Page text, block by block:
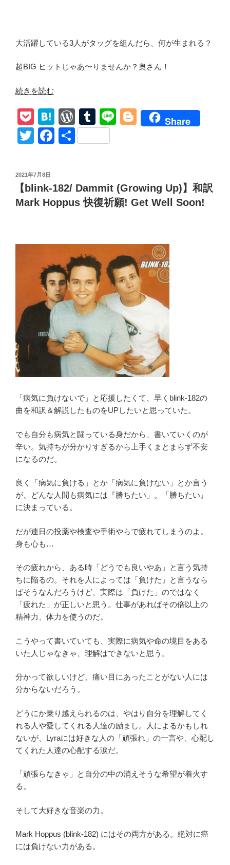
大活躍している3人がタッグを組んだら、何が生まれる？
超BIG ヒットじゃあ〜りませんか？奥さん！
“【Machine
Kelly/
papercuts
(directed
Bennett)】
和
訳
Lemonade
て
About
Cole
Bennett”
の
続きを読む
P
o
ck
H
at
e
a
W
or
d
e
ss
T
u
m
r
Li
Bl
er
Share
T
tt
er
F
e
b
共
投
日:
2021年7月8日
【blink-182/ Dammit (Growing Up)】和訳
Mark Hoppus 快復祈願! Get Well Soon!
「病気に負けないで」と応援したくて、早くblink-182の
曲を和訳＆解説したものをUPしたいと思っていた。
でも自分も病気と闘っている身だから、書いていくのが
辛い。気持ちが分かりすぎるから上手くまとまらず不安
になるのだ。
良く「病気に負ける」とか「病気に負けない」とか言う
が、どんな人間も病気には『勝ちたい」。「勝ちたい』
に決まっている。
だが連日の投薬や検査や手術やらで疲れてしまうのよ。
身も心も…
その疲れから、ある時「どうでも良いやあ」と言う気持
ちに陥るの。それを人によっては「負けた」と言うなら
ばそうなんだろうけど、実際は「負けた」のではなく
「疲れた」が正しいと思う。仕事があればその倍以上の
精神力、体力を使うのだ。
こうやって書いていても、実際に病気や命の境目をある
いた人じゃなきゃ、理解はできないと思う。
分かって欲しいけど、痛い目にあったことがない人には
分からないだろう。
どうにか乗り越えられるのは、やはり自分を理解してく
れる人や愛してくれる人達の励まし。人によるかもしれ
ないが、Lyraには好きな人の「頑張れ」の一言や、心配し
てくれた人達の心配する涙だ。
「頑張らなきゃ」と自分の中の消えそうな希望が着火す
る。
そして大好きな音楽の力。
Mark Hoppus (blink-182) にはその両方がある。絶対に癌
には負けない力がある。